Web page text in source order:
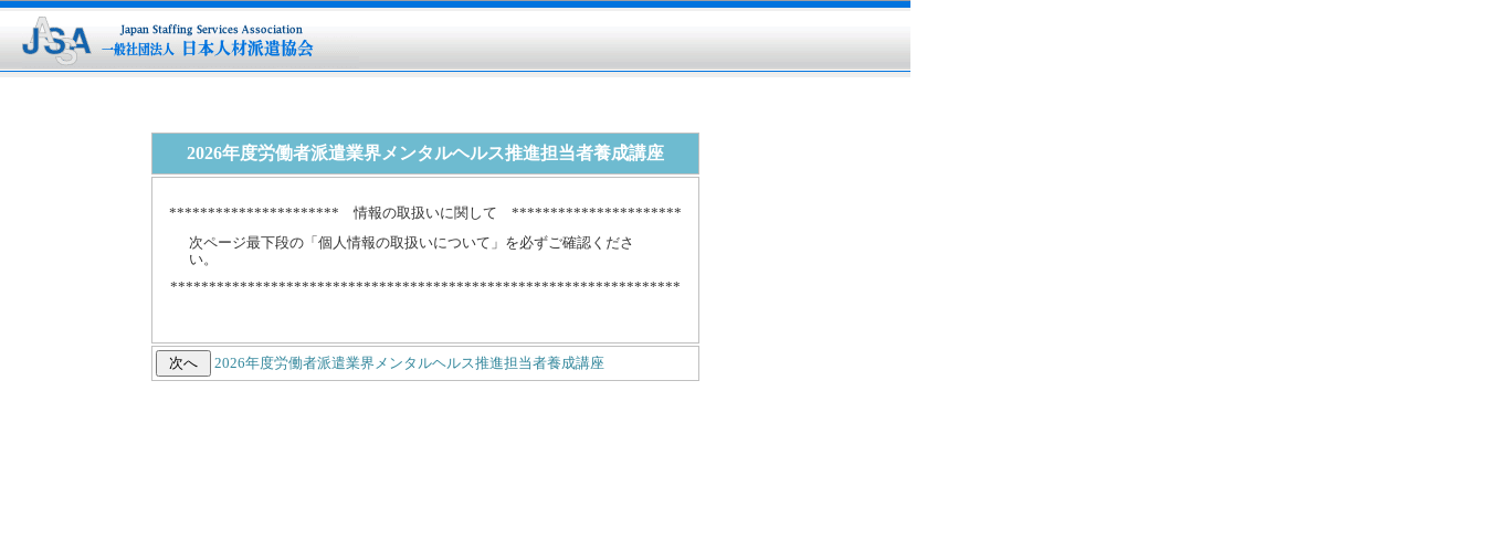
2026年度労働者派遣業界メンタルヘルス推進担当者養成講座
********************** 情報の取扱いに関して **********************
次ページ最下段の「個人情報の取扱いについて」を必ずご確認くださ
い。
******************************************************************
2026年度労働者派遣業界メンタルヘルス推進担当者養成講座